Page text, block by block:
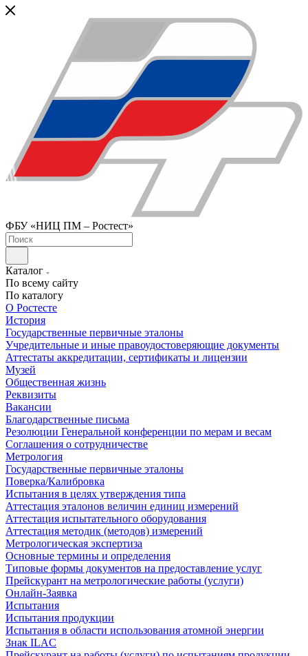
ФБУ «НИЦ ПМ – Ростест»
Каталог
По всему сайту
По каталогу
О Ростесте
История
Государственные первичные эталоны
Учредительные и иные правоудостоверяющие документы
Аттестаты аккредитации, сертификаты и лицензии
Музей
Общественная жизнь
Реквизиты
Вакансии
Благодарственные письма
Резолюции Генеральной конференции по мерам и весам
Соглашения о сотрудничестве
Метрология
Государственные первичные эталоны
Поверка/Калибровка
Испытания в целях утверждения типа
Аттестация эталонов величин единиц измерений
Аттестация испытательного оборудования
Аттестация методик (методов) измерений
Метрологическая экспертиза
Основные термины и определения
Типовые формы документов на предоставление услуг
Прейскурант на метрологические работы (услуги)
Онлайн-Заявка
Испытания
Испытания продукции
Испытания в области использования атомной энергии
Знак ILAC